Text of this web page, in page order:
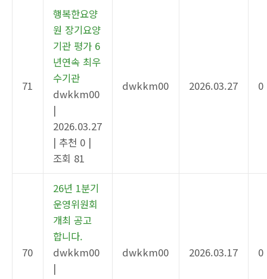
71
행복한요양
원 장기요양
기관 평가 6
년연속 최우
수기관
dwkkm00
|
2026.03.27
| 추천 0 |
조회 81
dwkkm00 2026.03.27 0
70
26년 1분기
운영위원회
개최 공고
합니다.
dwkkm00
|
dwkkm00 2026.03.17 0